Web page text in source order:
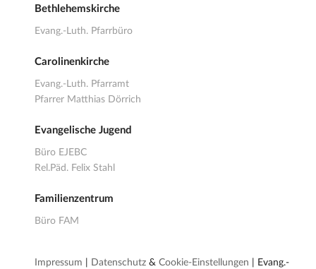
Bethlehemskirche
Evang.-Luth. Pfarrbüro
Carolinenkirche
Evang.-Luth. Pfarramt
Pfarrer Matthias Dörrich
Evangelische Jugend
Büro EJEBC
Rel.Päd. Felix Stahl
Familienzentrum
Büro FAM
Impressum Datenschutz & Cookie-Einstellungen | Evang.-